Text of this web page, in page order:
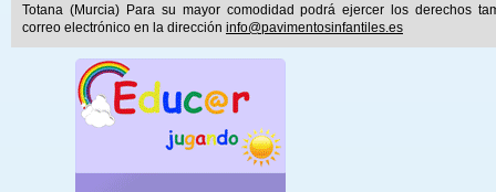
Totana (Murcia) Para su mayor comodidad podrá ejercer los derechos
correo electrónico en la dirección info@pavimentosinfantiles.es